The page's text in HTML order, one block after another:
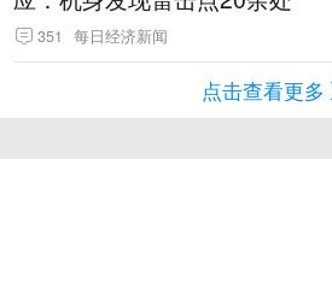
351 每日经济新闻
点击查看更多